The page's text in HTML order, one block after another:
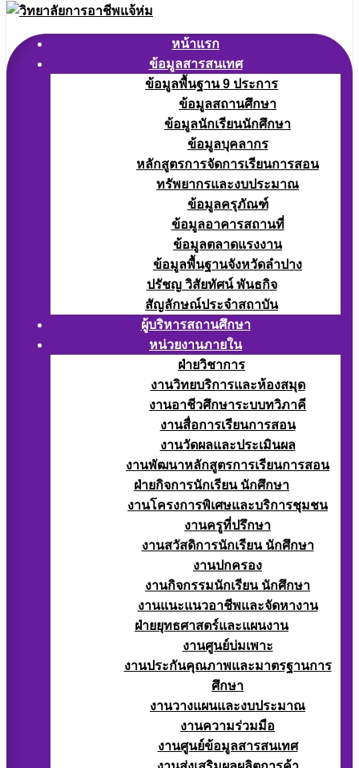
หน้าแรก
ข้อมูลสารสนเทศ
ข้อมูลพื้นฐาน 9 ประการ
ข้อมูลสถานศึกษา
ข้อมูลนักเรียนนักศึกษา
ข้อมูลบุคลากร
หลักสูตรการจัดการเรียนการสอน
ทรัพยากรและงบประมาณ
ข้อมูลครุภัณฑ์
ข้อมูลอาคารสถานที่
ข้อมูลตลาดแรงงาน
ข้อมูลพื้นฐานจังหวัดลำปาง
ปรัชญ วิสัยทัศน์ พันธกิจ
สัญลักษณ์ประจำสถาบัน
ผู้บริหารสถานศึกษา
หน่วยงานภายใน
ฝ่ายวิชาการ
งานวิทยบริการและห้องสมุด
งานอาชีวศึกษาระบบทวิภาคี
งานสื่อการเรียนการสอน
งานวัดผลและประเมินผล
งานพัฒนาหลักสูตรการเรียนการสอน
ฝ่ายกิจการนักเรียน นักศึกษา
งานโครงการพิเศษและบริการชุมชน
งานครูที่ปรึกษา
งานสวัสดิการนักเรียน นักศึกษา
งานปกครอง
งานกิจกรรมนักเรียน นักศึกษา
งานแนะแนวอาชีพและจัดหางาน
ฝ่ายยุทธศาสตร์และแผนงาน
งานศูนย์บ่มเพาะ
งานประกันคุณภาพและมาตรฐานการ
ศึกษา
งานวางแผนและงบประมาณ
งานความร่วมมือ
งานศูนย์ข้อมูลสารสนเทศ